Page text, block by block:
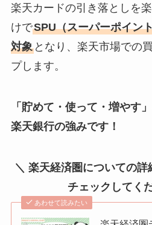
楽天カードの引き落としを
けでSPU（スーパーポイン
対象となり、楽天市場での
プします。
「貯めて・使って・増やす
楽天銀行の強みです！
＼ 楽天経済圏についての
チェックしてく
あわせて読みたい